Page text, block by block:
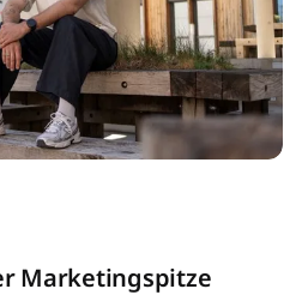
Marketingspitze